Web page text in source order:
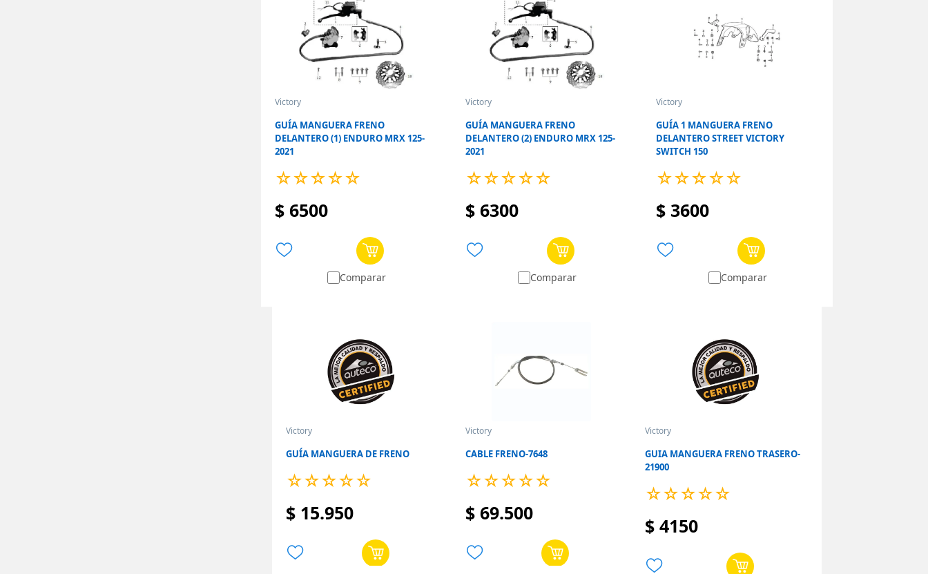
Victory
GUÍA MANGUERA FRENO
DELANTERO (1) ENDURO MRX 125-
2021
☆☆☆☆☆
$ 6500
Comparar
Victory
GUÍA MANGUERA FRENO
DELANTERO (2) ENDURO MRX 125-
2021
☆☆☆☆☆
$ 6300
Comparar
Victory
GUÍA 1 MANGUERA FRENO
DELANTERO STREET VICTORY
SWITCH 150
☆☆☆☆☆
$ 3600
Comparar
Victory
GUÍA MANGUERA DE FRENO
☆☆☆☆☆
$ 15.950
Victory
CABLE FRENO-7648
☆☆☆☆☆
$ 69.500
Victory
GUIA MANGUERA FRENO TRASERO-
21900
☆☆☆☆☆
$ 4150